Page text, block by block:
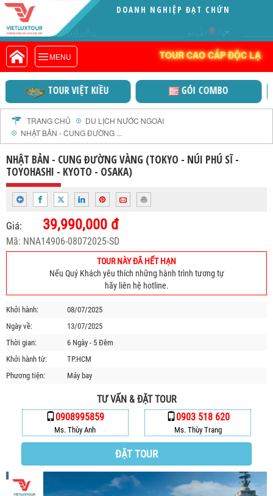
DOANH NGHIỆP ĐẠT CHỨNG
MENU TOUR CAO CẤP ĐỘC LẠ
VIETLUXTOUR.COM
TOUR CAO CẤP ĐỘC LẠ
TOUR TRONG NƯỚC
TOUR NƯỚC NGOÀI
TOUR KHỞI HÀNH TỪ HÀ NỘI
TOUR KHỞI HÀNH TỪ ĐÀ NẴNG
TOUR KHỞI HÀNH TỪ CẦN THƠ
TOUR ĐOÀN - M.I.C.E
TOUR COMBO
DỊCH VỤ
GIỚI THIỆU
HỒ SƠ NĂNG LỰC
PROFILE EN
THƯ KHEN VIETLUXTOUR
PROFILE HƯỚNG DẪN VIÊN
TUYỂN DỤNG
LIÊN HỆ
GÓI COMBO VIỆT NAM THỜI ĐẠI MỚI
TRANG CHỦ
DU LỊCH NƯỚC NGOÀI
NHẬT BẢN - CUNG ĐƯỜNG ...
NHẬT BẢN - CUNG ĐƯỜNG VÀNG (TOKYO - NÚI PHÚ SĨ -
TOYOHASHI - KYOTO - OSAKA)
Giá: 39,990,000 đ
Mã: NNA14906-08072025-SD
TOUR NÀY ĐÃ HẾT HẠN
Nếu Quý Khách yêu thích những hành trình tương tự
hãy liên hệ hotline.
Khởi hành:
08/07/2025
Ngày về:
13/07/2025
Thời gian:
6 Ngày - 5 Đêm
Khởi hành từ:
TP.HCM
Phương tiện:
Máy bay
TƯ VẤN & ĐẶT TOUR
0908995859
Ms. Thùy Anh
0903 518 620
Ms. Thùy Trang
ĐẶT TOUR